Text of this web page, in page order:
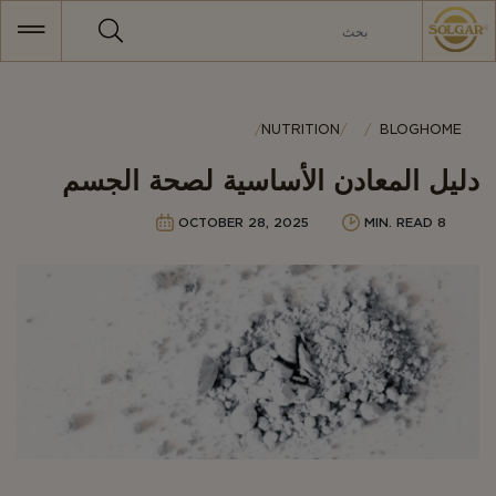
MAIN
NAVIGATION
HOME
BLOG
Category
NUTRITION
دليل المعادن الأساسية لصحة الجسم
8 MIN. READ
OCTOBER 28, 2025